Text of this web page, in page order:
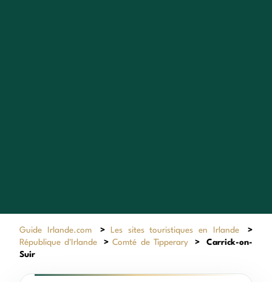
Guide Irlande.com > Les sites touristiques en Irlande
>
République d'Irlande
>Comté de Tipperary >
Carrick-on-
Suir